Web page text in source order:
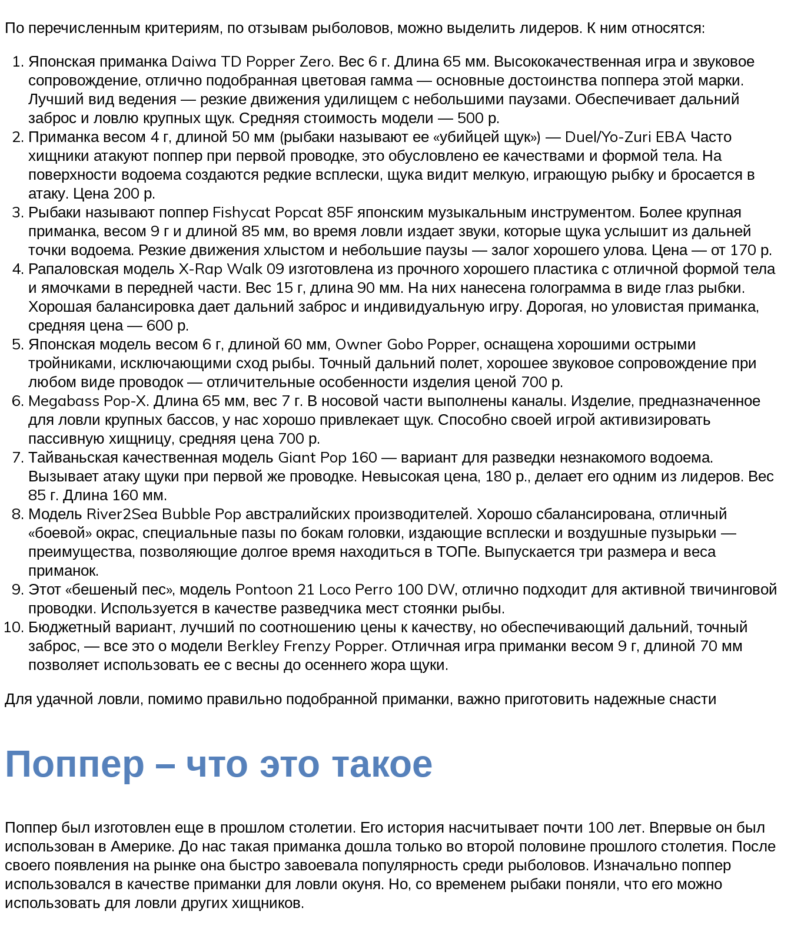
По перечисленным критериям, по отзывам рыболовов, можно выделить лидеров. К ним относятся:
Японская приманка Daiwa TD Popper Zero. Вес 6 г. Длина 65 мм. Высококачественная игра и звуковое
сопровождение, отлично подобранная цветовая гамма — основные достоинства поппера этой марки.
Лучший вид ведения — резкие движения удилищем с небольшими паузами. Обеспечивает дальний
заброс и ловлю крупных щук. Средняя стоимость модели — 500 р.
Приманка весом 4 г, длиной 50 мм (рыбаки называют ее «убийцей щук») — Duel/Yo-Zuri EBA Часто
хищники атакуют поппер при первой проводке, это обусловлено ее качествами и формой тела. На
поверхности водоема создаются редкие всплески, щука видит мелкую, играющую рыбку и бросается в
атаку. Цена 200 р.
Рыбаки называют поппер Fishycat Popcat 85F японским музыкальным инструментом. Более крупная
приманка, весом 9 г и длиной 85 мм, во время ловли издает звуки, которые щука услышит из дальней
точки водоема. Резкие движения хлыстом и небольшие паузы — залог хорошего улова. Цена — от 170 р.
Рапаловская модель X-Rap Walk 09 изготовлена из прочного хорошего пластика с отличной формой тела
и ямочками в передней части. Вес 15 г, длина 90 мм. На них нанесена голограмма в виде глаз рыбки.
Хорошая балансировка дает дальний заброс и индивидуальную игру. Дорогая, но уловистая приманка,
средняя цена — 600 р.
Японская модель весом 6 г, длиной 60 мм, Owner Gobo Popper, оснащена хорошими острыми
тройниками, исключающими сход рыбы. Точный дальний полет, хорошее звуковое сопровождение при
любом виде проводок — отличительные особенности изделия ценой 700 р.
Megabass Pop-X. Длина 65 мм, вес 7 г. В носовой части выполнены каналы. Изделие, предназначенное
для ловли крупных бассов, у нас хорошо привлекает щук. Способно своей игрой активизировать
пассивную хищницу, средняя цена 700 р.
Тайваньская качественная модель Giant Pop 160 — вариант для разведки незнакомого водоема.
Вызывает атаку щуки при первой же проводке. Невысокая цена, 180 р., делает его одним из лидеров. Вес
85 г. Длина 160 мм.
Модель River2Sea Bubble Pop австралийских производителей. Хорошо сбалансирована, отличный
«боевой» окрас, специальные пазы по бокам головки, издающие всплески и воздушные пузырьки —
преимущества, позволяющие долгое время находиться в ТОПе. Выпускается три размера и веса
приманок.
Этот «бешеный пес», модель Pontoon 21 Loco Perro 100 DW, отлично подходит для активной твичинговой
проводки. Используется в качестве разведчика мест стоянки рыбы.
Бюджетный вариант, лучший по соотношению цены к качеству, но обеспечивающий дальний, точный
заброс, — все это о модели Berkley Frenzy Popper. Отличная игра приманки весом 9 г, длиной 70 мм
позволяет использовать ее с весны до осеннего жора щуки.
Для удачной ловли, помимо правильно подобранной приманки, важно приготовить надежные снасти
Поппер – что это такое
Поппер был изготовлен еще в прошлом столетии. Его история насчитывает почти 100 лет. Впервые он был
использован в Америке. До нас такая приманка дошла только во второй половине прошлого столетия. После
своего появления на рынке она быстро завоевала популярность среди рыболовов. Изначально поппер
использовался в качестве приманки для ловли окуня. Но, со временем рыбаки поняли, что его можно
использовать для ловли других хищников.